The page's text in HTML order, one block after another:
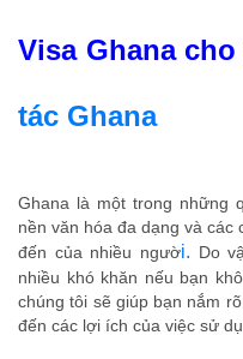
Visa Ghana
tác Ghana
Ghana là một trong những
nền văn hóa đa dạng và các
đến của nhiều người. Do
nhiều khó khăn nếu bạn
chúng tôi sẽ giúp bạn nắm
đến các lợi ích của việc sử